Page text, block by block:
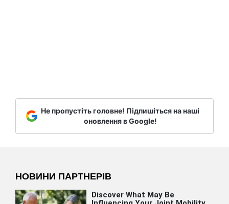
Не пропустіть головне! Підпишіться на наші
оновлення в Google!